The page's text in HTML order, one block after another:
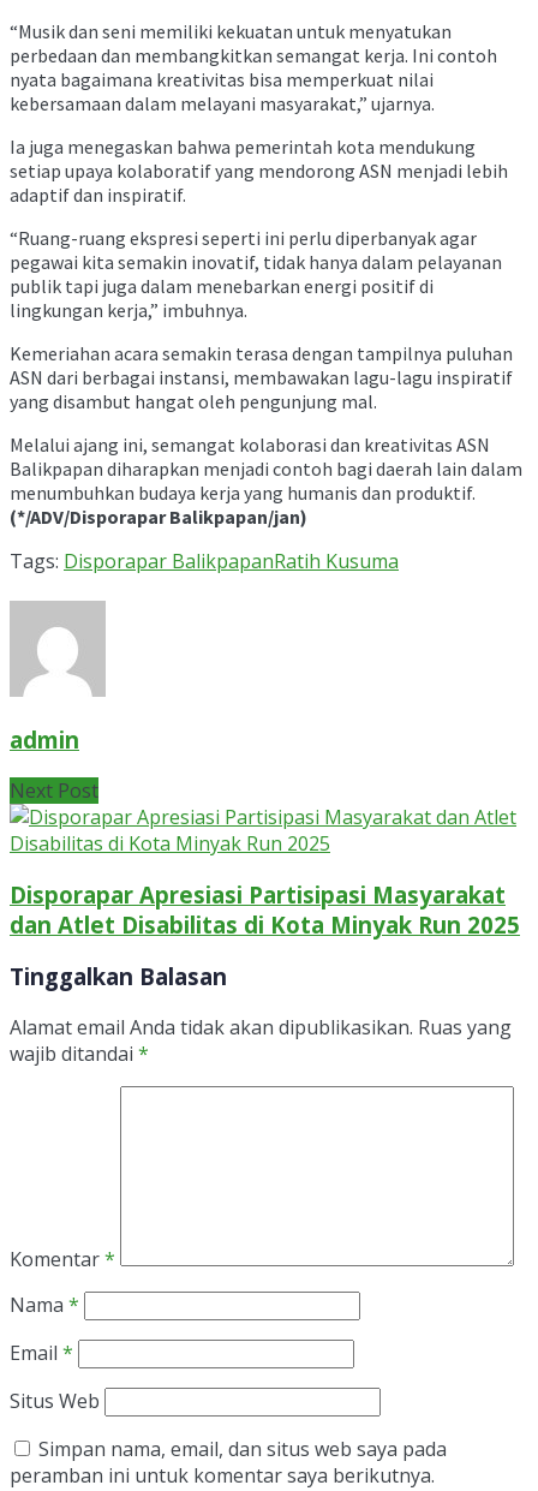
“Musik dan seni memiliki kekuatan untuk menyatukan
perbedaan dan membangkitkan semangat kerja. Ini contoh
nyata bagaimana kreativitas bisa memperkuat nilai
kebersamaan dalam melayani masyarakat,” ujarnya.
Ia juga menegaskan bahwa pemerintah kota mendukung
setiap upaya kolaboratif yang mendorong ASN menjadi lebih
adaptif dan inspiratif.
“Ruang-ruang ekspresi seperti ini perlu diperbanyak agar
pegawai kita semakin inovatif, tidak hanya dalam pelayanan
publik tapi juga dalam menebarkan energi positif di
lingkungan kerja,” imbuhnya.
Kemeriahan acara semakin terasa dengan tampilnya puluhan
ASN dari berbagai instansi, membawakan lagu-lagu inspiratif
yang disambut hangat oleh pengunjung mal.
Melalui ajang ini, semangat kolaborasi dan kreativitas ASN
Balikpapan diharapkan menjadi contoh bagi daerah lain dalam
menumbuhkan budaya kerja yang humanis dan produktif.
(*/ADV/Disporapar Balikpapan/jan)
Tags: Disporapar BalikpapanRatih Kusuma
admin
Next Post
Disporapar Apresiasi Partisipasi Masyarakat
dan Atlet Disabilitas di Kota Minyak Run 2025
Tinggalkan Balasan
Alamat email Anda tidak akan dipublikasikan. Ruas yang
wajib ditandai *
Komentar*
Nama *
Email *
Situs Web
Simpan nama, email, dan situs web saya pada
peramban ini untuk komentar saya berikutnya.